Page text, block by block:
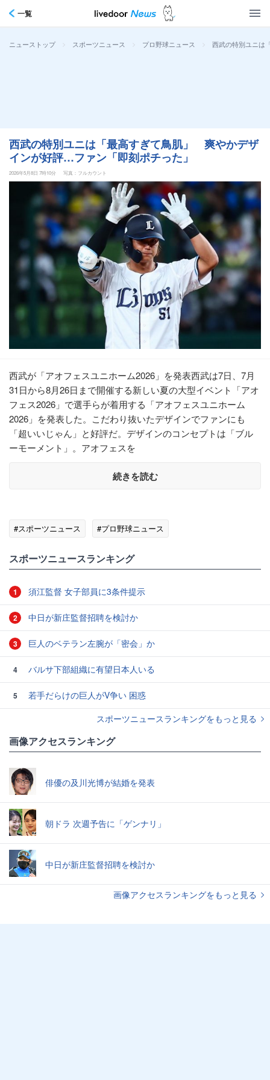
一覧
ニューストップ > スポーツニュース > プロ野球ニュース > 西武の特別ユニは
西武の特別ユニは「最高すぎて鳥肌」 爽やかデザ
インが好評…ファン「即刻ポチった」
2026年5月8日 7時10分 写真：フルカウント
西武が「アオフェスユニホーム2026」を発表西武は7日、7月
31日から8月26日まで開催する新しい夏の大型イベント「アオ
フェス2026」で選手らが着用する「アオフェスユニホーム
2026」を発表した。こだわり抜いたデザインでファンにも
「超いいじゃん」と好評だ。デザインのコンセプトは「ブル
ーモーメント」。アオフェスを
続きを読む
#スポーツニュース #プロ野球ニュース
スポーツニュースランキング
1 須江監督 女子部員に3条件提示
2 中日が新庄監督招聘を検討か
3 巨人のベテラン左腕が「密会」か
4 バルサ下部組織に有望日本人いる
5
若手だらけの巨人がV争い 困惑
スポーツニュースランキングをもっと見る
画像アクセスランキング
俳優の及川光博が結婚を発表
朝ドラ 次週予告に「ゲンナリ」
中日が新庄監督招聘を検討か
画像アクセスランキングをもっと見る